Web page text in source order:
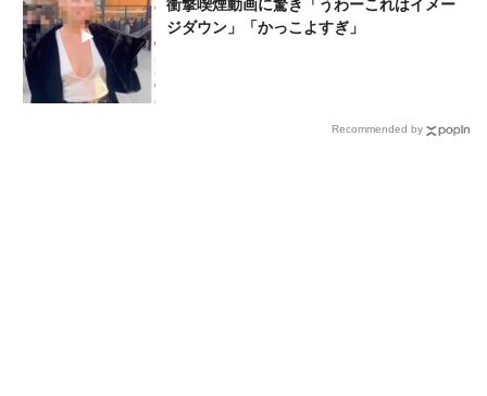
衝撃喫煙動画に驚き「うわーこれはイメー
ジダウン」「かっこよすぎ」
Recommended by